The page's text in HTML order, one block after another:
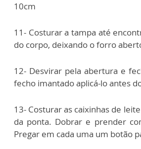
10cm
11- Costurar a tampa até
do corpo, deixando o forro
12- Desvirar pela abertura e
fecho imantado aplicá-lo antes
13- Costurar as caixinhas de
da ponta. Dobrar e prender
Pregar em cada uma um botão